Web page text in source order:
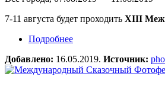
7-11 августа будет проходить XIII
Подробнее
Добавлено: 16.05.2019. Источник: